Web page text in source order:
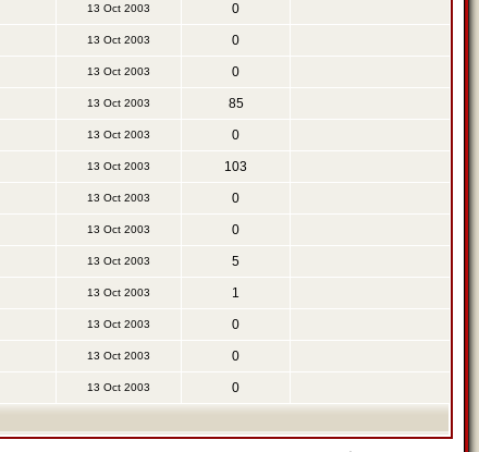
13 Oct 2003 0
13 Oct 2003 0
13 Oct 2003 0
13 Oct 2003 85
13 Oct 2003 0
13 Oct 2003 103
13 Oct 2003 0
13 Oct 2003 0
13 Oct 2003 5
13 Oct 2003 1
13 Oct 2003 0
13 Oct 2003 0
13 Oct 2003 0